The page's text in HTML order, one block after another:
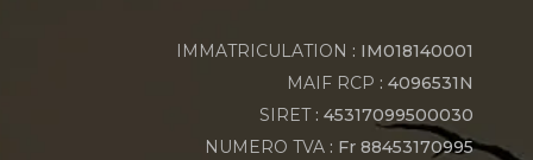
IMMATRICULATION : IM018140001
MAIF RCP : 4096531N
SIRET: 45317099500030
NUMERO TVA : Fr 88453170995